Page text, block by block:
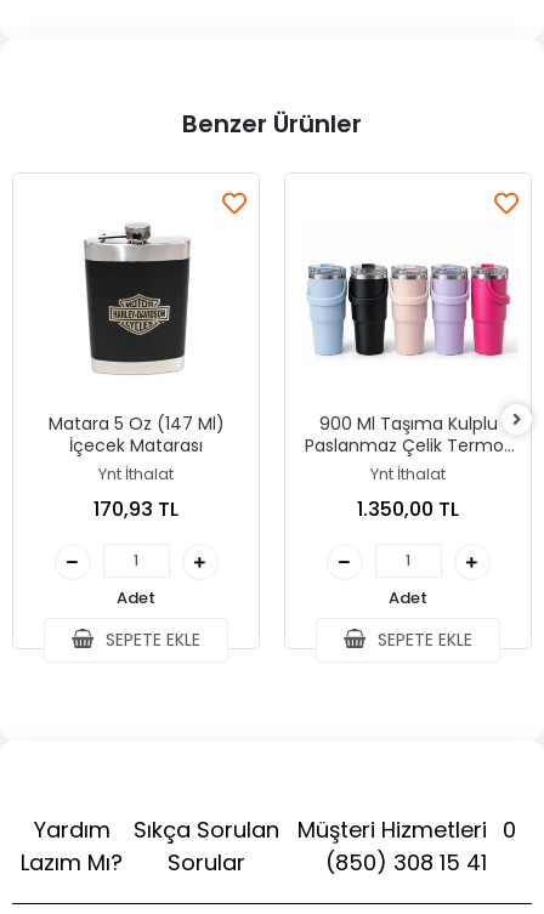
Benzer Ürünler
Matara 5 Oz (147 Ml)
İçecek Matarası
Ynt İthalat
170,93 TL
Adet
SEPETE EKLE
900 Ml Taşıma Kulplu
Paslanmaz Çelik Termos
Mug - Vakumlu Isı Yalıtımlı
Ynt İthalat
1.350,00 TL
Adet
SEPETE EKLE
Yardım
Lazım Mı?
Sıkça Sorulan
Sorular
Müşteri Hizmetleri 0
(850) 308 15 41